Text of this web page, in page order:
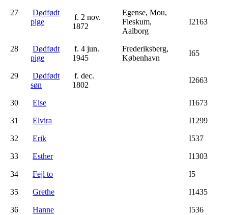
27
Dødfødt
pige
f. 2 nov.
1872
Egense, Mou,
Fleskum,
Aalborg
I2163
28
Dødfødt
pige
f. 4 jun.
1945
Frederiksberg,
København
I65
29
Dødfødt
søn
f. dec.
1802
I2663
30 Else I1673
31 Elvira I1299
32 Erik I537
33 Esther I1303
34 Fejl to I5
35 Grethe I1435
36 Hanne I536